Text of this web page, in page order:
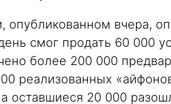
вчера,
смог продать 60 000
более 200 000
реализованных
оставшиеся 20 000